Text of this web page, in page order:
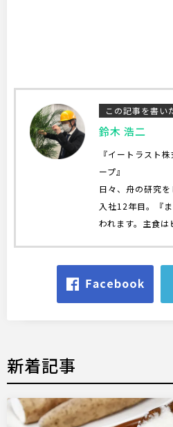
この記事を書い
鈴木 浩二
『イートラスト
ープ』
日々、舟の研究を
入社12年目。『
われます。主食は
新着記事